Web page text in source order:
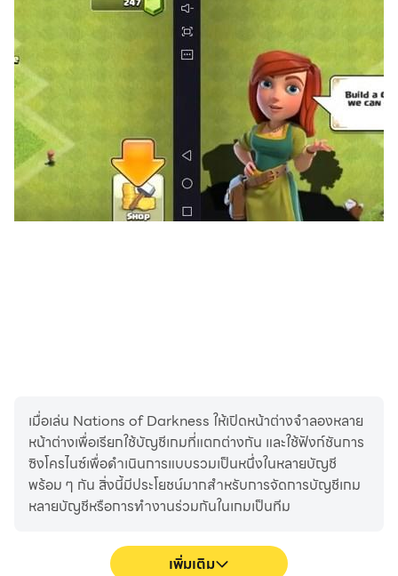
เมื่อเล่น Nations of Darkness ให้เปิดหน้าต่างจำลองหลาย
หน้าต่างเพื่อเรียกใช้บัญชีเกมที่แตกต่างกัน และใช้ฟังก์ชันการ
ซิงโครไนซ์เพื่อดำเนินการแบบรวมเป็นหนึ่งในหลายบัญชี
พร้อม ๆ กัน สิ่งนี้มีประโยชน์มากสำหรับการจัดการบัญชีเกม
หลายบัญชีหรือการทำงานร่วมกันในเกมเป็นทีม
เพิ่มเติม